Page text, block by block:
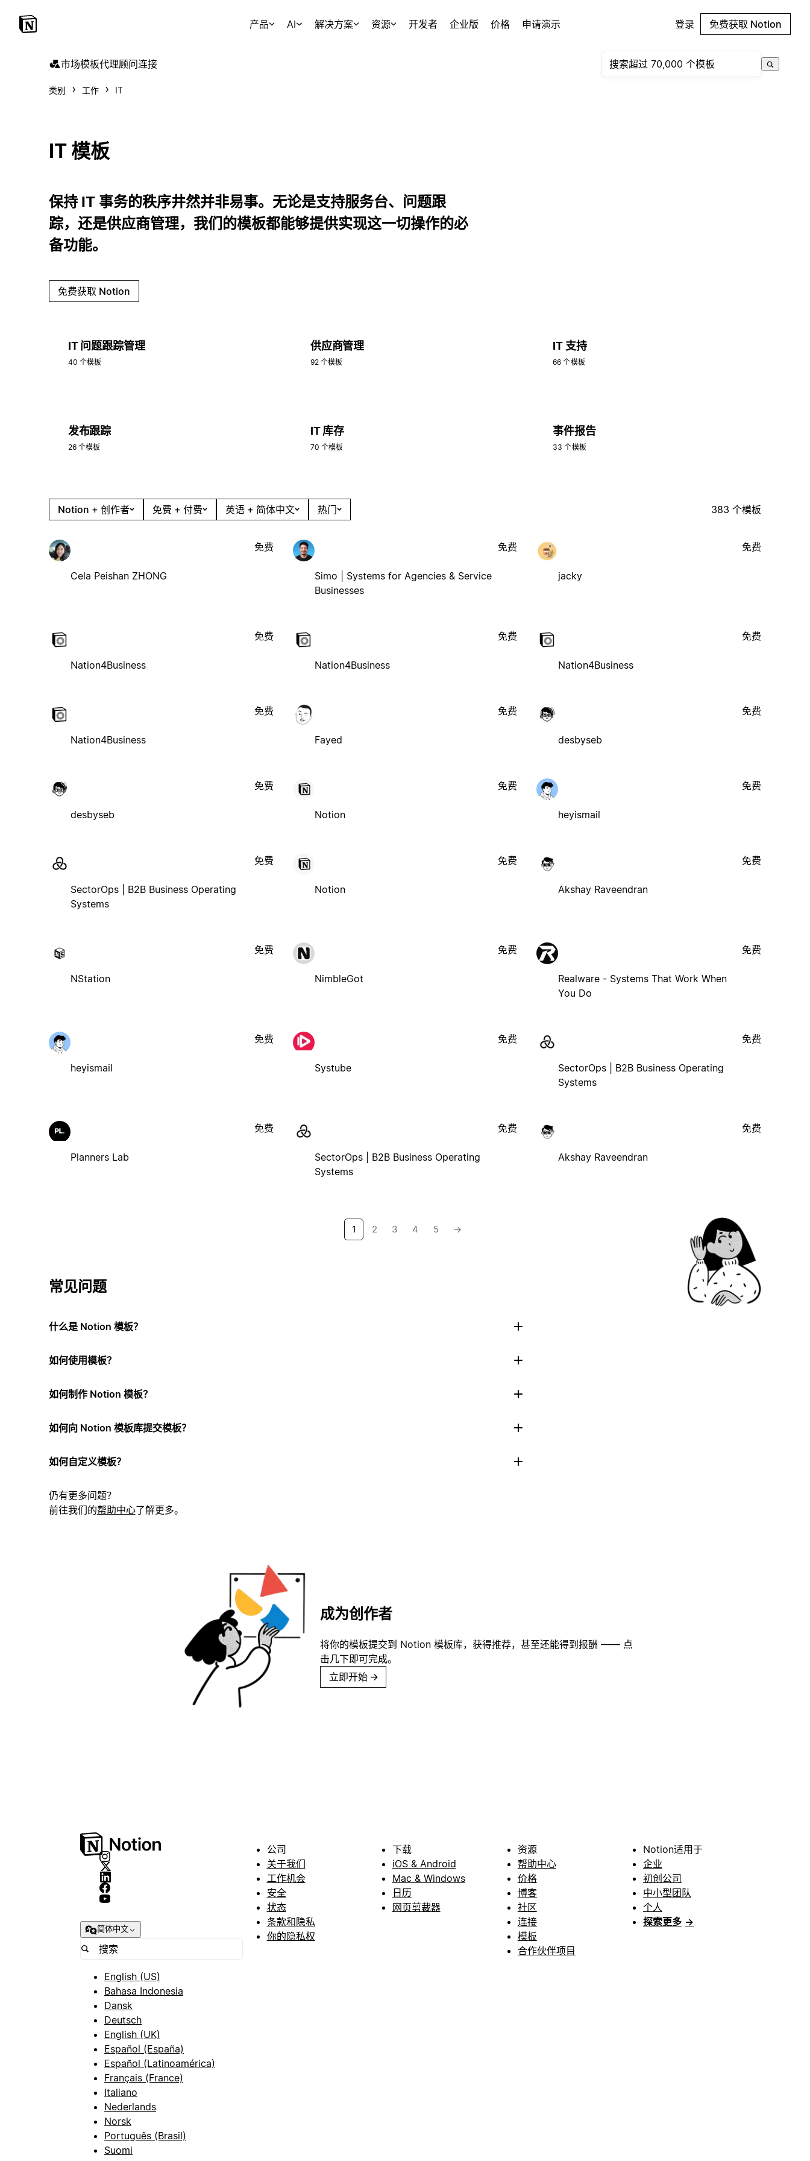
产品 AI 解决方案 资源 开发者 企业版 价格 申请演示 登录 免费获取 Notion
市场模板代理顾问连接
类别 工作 IT
IT 模板
保持 IT 事务的秩序井然并非易事。无论是支持服务台、问题跟
踪，还是供应商管理，我们的模板都能够提供实现这一切操作的必
备功能。
免费获取 Notion
IT 问题跟踪管理
40 个模板
供应商管理
92 个模板
IT 支持
66 个模板
发布跟踪
26 个模板
IT 库存
70 个模板
事件报告
33 个模板
Notion + 创作者 免费 + 付费 英语 + 简体中文 热门 383 个模板
Cela Peishan ZHONG
免费
Simo | Systems for Agencies & Service
Businesses
免费
jacky
免费
Nation4Business
免费
Nation4Business
免费
Nation4Business
免费
Nation4Business
免费
Fayed
免费
desbyseb
免费
desbyseb
免费
Notion
免费
heyismail
免费
SectorOps | B2B Business Operating
Systems
免费
Notion
免费
Akshay Raveendran
免费
NStation
免费
NimbleGot
免费
Realware - Systems That Work When
You Do
免费
heyismail
免费
Systube
免费
SectorOps | B2B Business Operating
Systems
免费
Planners Lab
免费
SectorOps | B2B Business Operating
Systems
免费
Akshay Raveendran
免费
1 2 3 4 5 →
常见问题
什么是 Notion 模板？
如何使用模板？
如何制作 Notion 模板？
如何向 Notion 模板库提交模板？
如何自定义模板？
仍有更多问题？
前往我们的帮助中心了解更多。
成为创作者
将你的模板提交到 Notion 模板库，获得推荐，甚至还能得到报酬 —— 点
击几下即可完成。
立即开始 →
简体中文
English (US)
Bahasa Indonesia
Dansk
Deutsch
English (UK)
Español (España)
Español (Latinoamérica)
Français (France)
Italiano
Nederlands
Norsk
Português (Brasil)
Suomi
公司
关于我们
工作机会
安全
状态
条款和隐私
你的隐私权
下载
iOS & Android
Mac & Windows
日历
网页剪裁器
资源
帮助中心
价格
博客
社区
连接
模板
合作伙伴项目
Notion适用于
企业
初创公司
中小型团队
个人
探索更多 →